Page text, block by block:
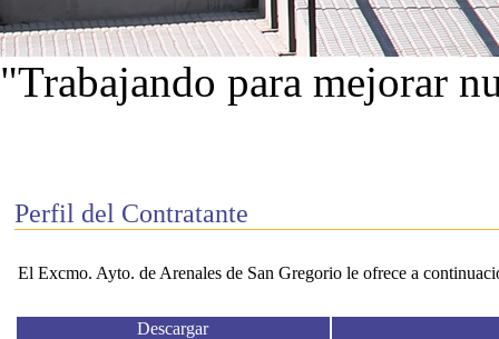
"Trabajando para mejorar
Perfil del Contratante
El Excmo. Ayto. de Arenales de San Gregorio le ofrece a
Descargar